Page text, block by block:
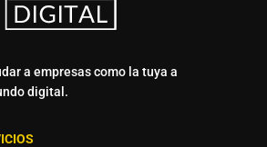
a empresas como la tuya a
digital.